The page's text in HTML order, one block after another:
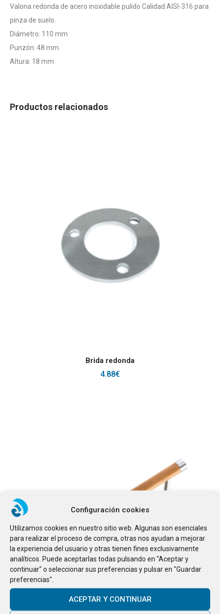
Configuración cookies
Utilizamos cookies en nuestro sitio web. Algunas son esenciales
para realizar el proceso de compra, otras nos ayudan a mejorar
la experiencia del usuario y otras tienen fines exclusivamente
analíticos. Puede aceptarlas todas pulsando en "Aceptar y
continuar" o seleccionar sus preferencias y pulsar en "Guardar
preferencias".
ACEPTAR Y CONTINUAR
Valona redonda de acero inoxidable pulido Calidad AISI-316 para
pinza de suelo.
Diámetro: 110 mm
Punzón: 48 mm
Altura: 18 mm
Productos relacionados
SELECCIONAR OPCIONES
Brida redonda
4.88€
Este producto